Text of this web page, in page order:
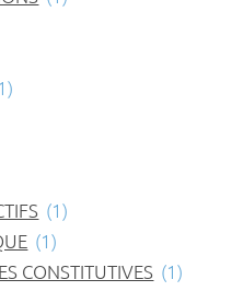
(1)
(1)
CONSTITUTIVES (1)